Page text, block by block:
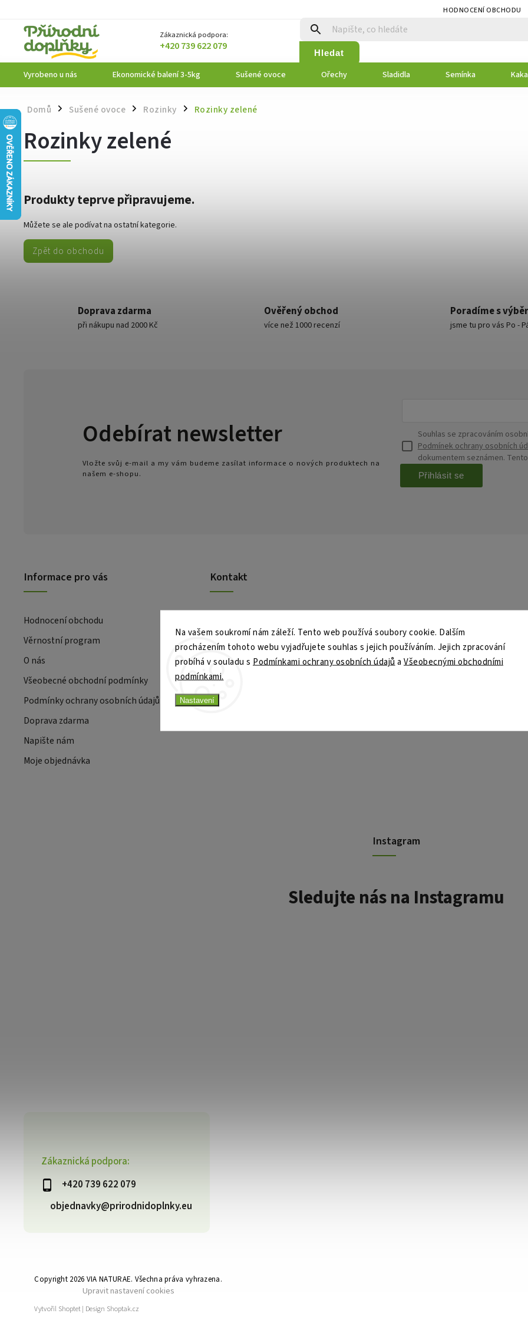
Na vašem soukromí nám záleží. Tento web používá soubory cookie. Dalším
procházením tohoto webu vyjadřujete souhlas s jejich používáním. Jejich zpracování
probíhá v souladu s Podmínkami ochrany osobních údajůa Všeobecnými obchodními
podmínkami.
Nastavení
HODNOCENÍ OBCHODU
Zákaznická podpora:
+420 739 622 079 Hledat
Vyrobeno u nás Ekonomické balení 3-5kg Sušené ovoce Ořechy Sladidla Semínka
Domů / Sušené ovoce / Rozinky / Rozinky zelené
Rozinky zelené
Produkty teprve připravujeme.
Můžete se ale podívat na ostatní kategorie.
Zpět do obchodu
Doprava zdarma
při nákupu nad 2000 Kč
Ověřený obchod
více než 1000 recenzí
Poradíme s
jsme tu pro vás Po -
Zákaznická podpora:
+420 739 622 079
objednavky@prirodnidoplnky.eu
Odebírat newsletter
Vložte svůj e-mail a my vám budeme zasílat informace o nových produktech na
našem e-shopu.
Souhlas se zpracováním
Podmínek ochrany osobních
dokumentem seznámen.
Přihlásit se
Informace pro vás
Hodnocení obchodu
Věrnostní program
O nás
Všeobecné obchodní podmínky
Podmínky ochrany osobních údajů
Doprava zdarma
Napište nám
Moje objednávka
Kontakt
Instagram
Sledujte nás na Instagramu
Copyright 2026 VIA NATURAE. Všechna práva vyhrazena.
Upravit nastavení cookies
Vytvořil Shoptet| Design Shoptak.cz